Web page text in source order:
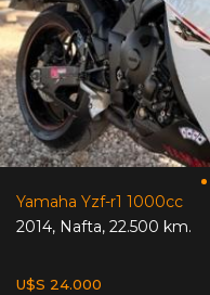
Yamaha Yzf-r1 1000cc
2014, Nafta, 22.500 km.
U$S 24.000